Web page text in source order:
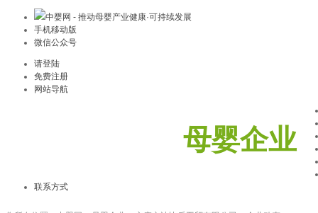
中婴网 - 推动母婴产业健康·可持续发展
手机移动版
微信公众号
请登陆
免费注册
网站导航
母婴企业
联系方式